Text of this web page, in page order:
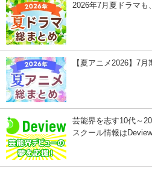
2026年7月夏ドラマも
【夏アニメ2026】7
芸能界を志す10代～
スクール情報はDeview